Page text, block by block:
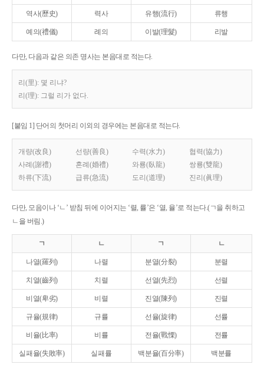
역사(歷史) 력사 유행(流行) 류행
예의(禮儀) 례의 이발(理髮) 리발
다만, 다음과 같은 의존 명사는 본음대로 적는다.
리(里): 몇 리냐?
리(理): 그럴 리가 없다.
[붙임 1] 단어의 첫머리 이외의 경우에는 본음대로 적는다.
개량(改良) 선량(善良) 수력(水力)
협력(協力)
사례(謝禮)
혼례(婚禮) 와룡(臥龍)
쌍룡(雙龍)
하류(下流)
급류(急流) 도리(道理) 진리(眞理)
다만, 모음이나 ‘ㄴ’ 받침 뒤에 이어지는 ‘렬, 률’은 ‘열, 율’로 적는다.(ㄱ을 취하고
ㄴ을 버림.)
ㄱ ㄴ ㄱ ㄴ
나열(羅列) 나렬 분열(分裂) 분렬
치열(齒列) 치렬 선열(先烈) 선렬
비열(卑劣) 비렬 진열(陳列) 진렬
규율(規律) 규률 선율(旋律) 선률
비율(比率) 비률 전율(戰慄) 전률
실패율(失敗率) 실패률 백분율(百分率) 백분률